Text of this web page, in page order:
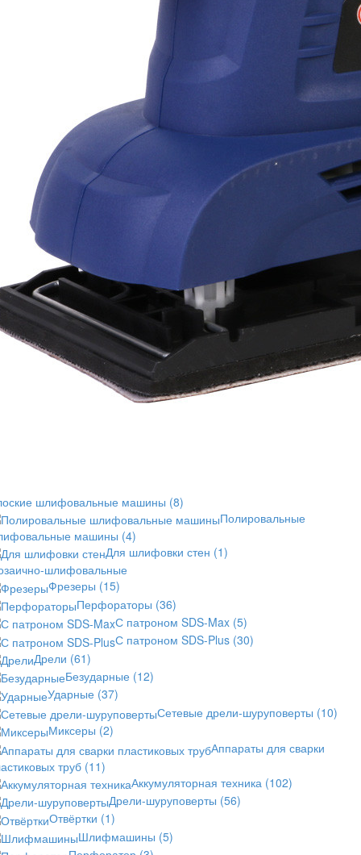
шлифовальные машины (8)
Полировальные
машины (4)
Для шлифовки стен (1)
шлифовальные
Фрезеры (15)
Перфораторы (36)
С патроном SDS-Max (5)
С патроном SDS-Plus (30)
Дрели (61)
Безударные (12)
Ударные (37)
Сетевые дрели-шуруповерты (10)
Миксеры (2)
Аппараты для сварки
труб (11)
Аккумуляторная техника (102)
Дрели-шуруповерты (56)
Отвёртки (1)
Шлифмашины (5)